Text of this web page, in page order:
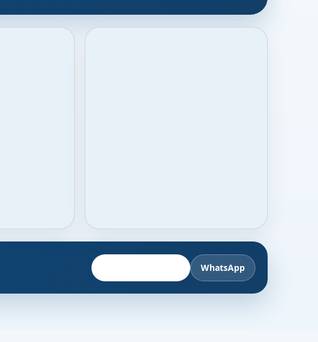
WhatsApp